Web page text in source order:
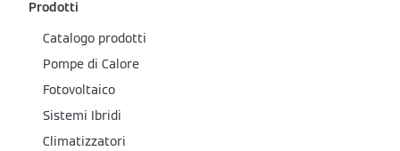
Prodotti
Catalogo prodotti
Pompe di Calore
Fotovoltaico
Sistemi Ibridi
Climatizzatori